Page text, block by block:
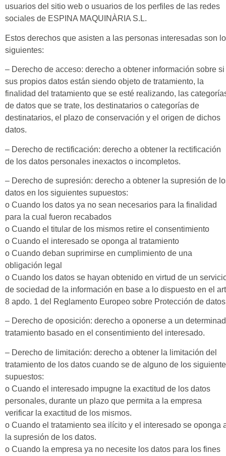
usuarios del sitio web o usuarios de los perfiles de las redes
sociales de ESPINA MAQUINÀRIA S.L.
Estos derechos que asisten a las personas interesadas son
siguientes:
– Derecho de acceso: derecho a obtener información sobre si
sus propios datos están siendo objeto de tratamiento, la
finalidad del tratamiento que se esté realizando, las
de datos que se trate, los destinatarios o categorías de
destinatarios, el plazo de conservación y el origen de dichos
datos.
– Derecho de rectificación: derecho a obtener la rectificación
de los datos personales inexactos o incompletos.
– Derecho de supresión: derecho a obtener la supresión de
datos en los siguientes supuestos:
o Cuando los datos ya no sean necesarios para la finalidad
para la cual fueron recabados
o Cuando el titular de los mismos retire el consentimiento
o Cuando el interesado se oponga al tratamiento
o Cuando deban suprimirse en cumplimiento de una
obligación legal
o Cuando los datos se hayan obtenido en virtud de un
de sociedad de la información en base a lo dispuesto en el
8 apdo. 1 del Reglamento Europeo sobre Protección de
– Derecho de oposición: derecho a oponerse a un
tratamiento basado en el consentimiento del interesado.
– Derecho de limitación: derecho a obtener la limitación del
tratamiento de los datos cuando se de alguno de los
supuestos:
o Cuando el interesado impugne la exactitud de los datos
personales, durante un plazo que permita a la empresa
verificar la exactitud de los mismos.
o Cuando el tratamiento sea ilícito y el interesado se oponga
la supresión de los datos.
o Cuando la empresa ya no necesite los datos para los fines